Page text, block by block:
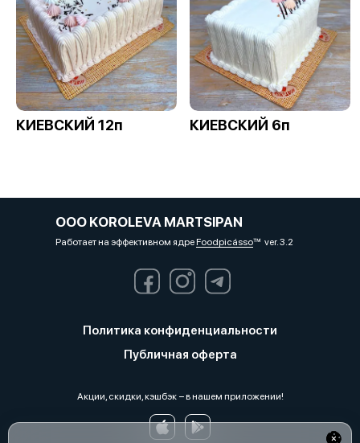
КИЕВСКИЙ 12п КИЕВСКИЙ 6п
OOO KOROLEVA MARTSIPAN
Работает на эффективном ядреFoodpicássover. 3.2
Политика конфиденциальности
Публичная оферта
Акции, скидки, кэшбэк − в нашем приложении!